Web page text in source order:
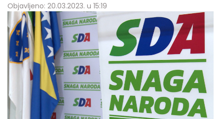
Objavljeno: 20.03.2023. u 15:19